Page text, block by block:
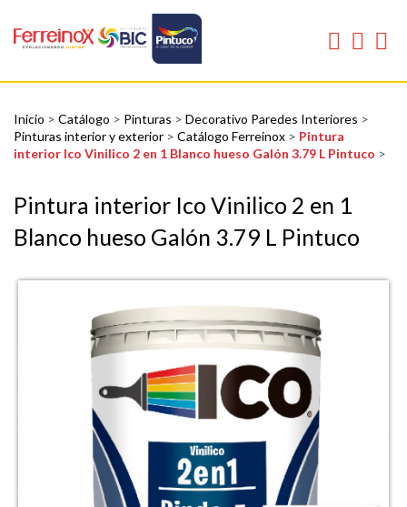
Inicio > Catálogo > Pinturas > Decorativo Paredes Interiores >
Pinturas interior y exterior > Catálogo Ferreinox > Pintura
interior Ico Vinilico 2 en 1 Blanco hueso Galón 3.79 L Pintuco >
Pintura interior Ico Vinilico 2 en 1
Blanco hueso Galón 3.79 L Pintuco